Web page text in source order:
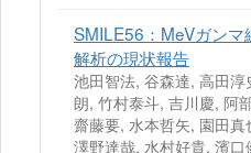
SMILE56：MeVガン
解析の現状報告
池田智法, 谷森達, 高田
朗, 竹村泰斗, 吉川慶, 阿
齋藤要, 水本哲矢, 園田
澤野達哉, 水村好貴, 濱口